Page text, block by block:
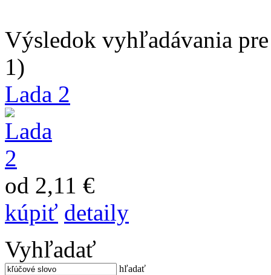
Výsledok vyhľadávania
1)
Lada 2
od 2,11 €
kúpiť detaily
Vyhľadať
hľadať